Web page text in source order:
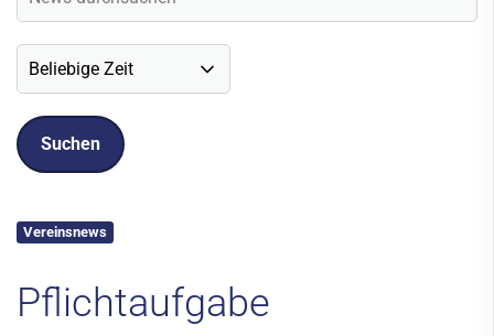
Vereinsnews
Pflichtaufgabe
Veranstaltungen
Social-Media News
Sport- und Kursangebot
Kontakt